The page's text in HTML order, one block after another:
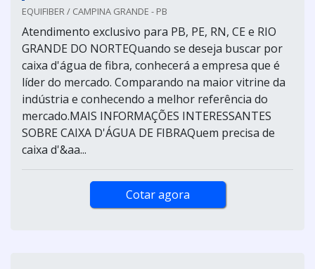
EQUIFIBER / CAMPINA GRANDE - PB
Atendimento exclusivo para PB, PE, RN, CE e RIO
GRANDE DO NORTEQuando se deseja buscar por
caixa d'água de fibra, conhecerá a empresa que é
líder do mercado. Comparando na maior vitrine da
indústria e conhecendo a melhor referência do
mercado.MAIS INFORMAÇÕES INTERESSANTES
SOBRE CAIXA D'ÁGUA DE FIBRAQuem precisa de
caixa d'&aa...
Cotar agora